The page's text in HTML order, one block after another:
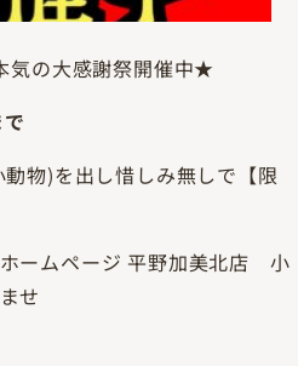
気の大感謝祭開催中★
物)を出し惜しみ無しで【限
ームページ 平野加美北店 小
せ